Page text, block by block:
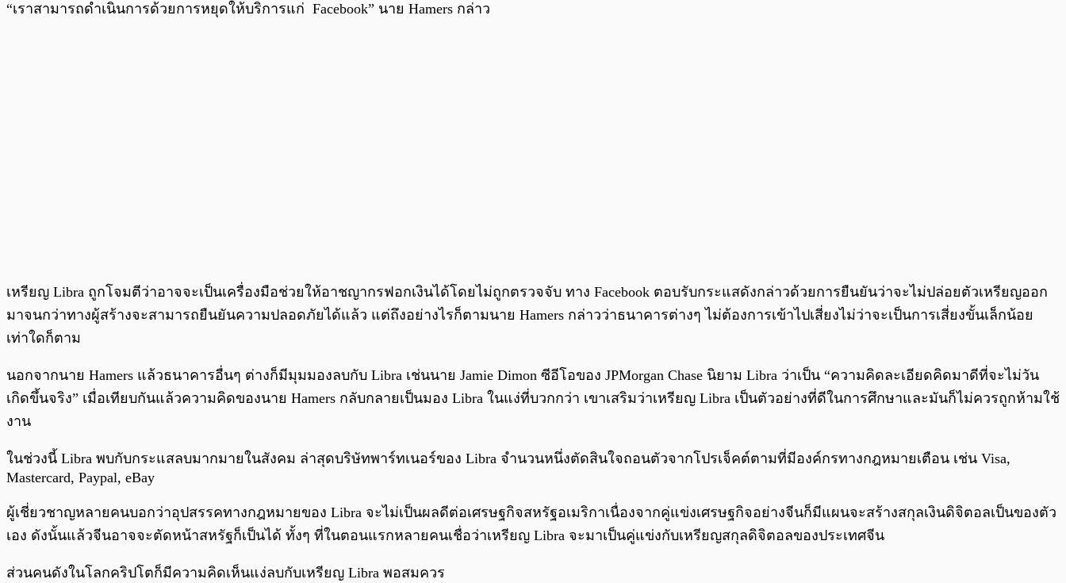
“เราสามารถดำเนินการด้วยการหยุดให้บริการแก่ Facebook” นาย Hamers กล่าว
เหรียญ Libra ถูกโจมตีว่าอาจจะเป็นเครื่องมือช่วยให้อาชญากรฟอกเงินได้โดยไม่ถูกตรวจจับ ทาง Facebook ตอบรับกระแสดังกล่าวด้วยการยืนยันว่าจะไม่ปล่อยตัวเหรียญออก
มาจนกว่าทางผู้สร้างจะสามารถยืนยันความปลอดภัยได้แล้ว แต่ถึงอย่างไรก็ตามนาย Hamers กล่าวว่าธนาคารต่างๆ ไม่ต้องการเข้าไปเสี่ยงไม่ว่าจะเป็นการเสี่ยงขั้นเล็กน้อย
เท่าใดก็ตาม
นอกจากนาย Hamers แล้วธนาคารอื่นๆ ต่างก็มีมุมมองลบกับ Libra เช่นนาย Jamie Dimon ซีอีโอของ JPMorgan Chase นิยาม Libra ว่าเป็น “ความคิดละเอียดคิดมาดีที่จะไม่วัน
เกิดขึ้นจริง” เมื่อเทียบกันแล้วความคิดของนาย Hamers กลับกลายเป็นมอง Libra ในแง่ที่บวกกว่า เขาเสริมว่าเหรียญ Libra เป็นตัวอย่างที่ดีในการศึกษาและมันก็ไม่ควรถูกห้ามใช้
งาน
ในช่วงนี้ Libra พบกับกระแสลบมากมายในสังคม ล่าสุดบริษัทพาร์ทเนอร์ของ Libra จำนวนหนึ่งตัดสินใจถอนตัวจากโปรเจ็คต์ตามที่มีองค์กรทางกฎหมายเตือน เช่น Visa,
Mastercard, Paypal, eBay
ผู้เชี่ยวชาญหลายคนบอกว่าอุปสรรคทางกฎหมายของ Libra จะไม่เป็นผลดีต่อเศรษฐกิจสหรัฐอเมริกาเนื่องจากคู่แข่งเศรษฐกิจอย่างจีนก็มีแผนจะสร้างสกุลเงินดิจิตอลเป็นของตัว
เอง ดังนั้นแล้วจีนอาจจะตัดหน้าสหรัฐก็เป็นได้ ทั้งๆ ที่ในตอนแรกหลายคนเชื่อว่าเหรียญ Libra จะมาเป็นคู่แข่งกับเหรียญสกุลดิจิตอลของประเทศจีน
ส่วนคนดังในโลกคริปโตก็มีความคิดเห็นแง่ลบกับเหรียญ Libra พอสมควร